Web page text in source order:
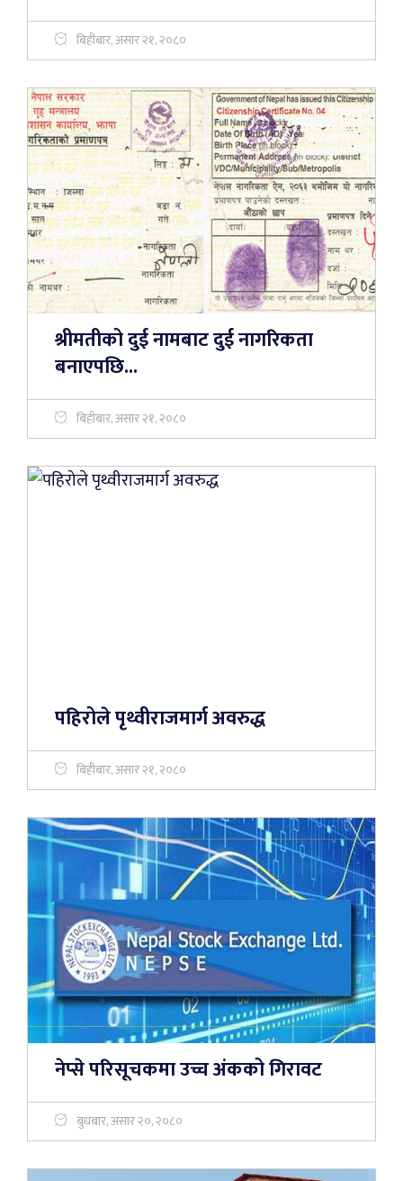
बिहीबार, असार २१, २०८०
श्रीमतीको दुई नामबाट दुई नागरिकता
बनाएपछि...
बिहीबार, असार २१, २०८०
पहिरोले पृथ्वीराजमार्ग अवरुद्ध
बिहीबार, असार २१, २०८०
नेप्से परिसूचकमा उच्च अंकको गिरावट
बुधबार, असार २०, २०८०